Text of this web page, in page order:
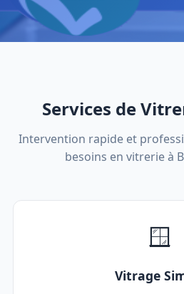
Services de
Intervention rapide et
besoins en vitrerie à
🪟
Vitrage